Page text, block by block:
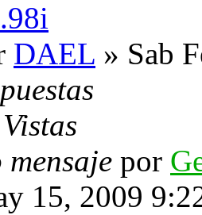
DAEL » Sab
Vistas
por
15, 2009